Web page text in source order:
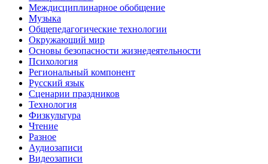
Междисциплинарное обобщение
Музыка
Общепедагогические технологии
Окружающий мир
Основы безопасности жизнедеятельности
Психология
Региональный компонент
Русский язык
Сценарии праздников
Технология
Физкультура
Чтение
Разное
Аудиозаписи
Видеозаписи